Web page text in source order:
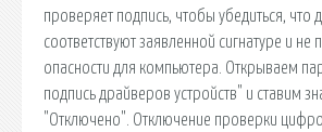
проверяет подпись, чтобы убедиться, что
соответствуют заявленной сигнатуре и не
опасности для компьютера. Открываем
подпись драйверов устройств" и ставим
"Отключено". Отключение проверки